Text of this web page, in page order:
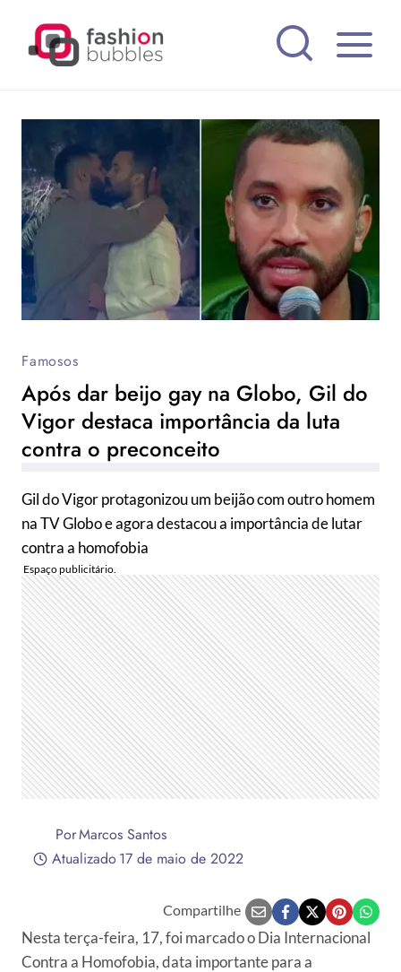
Famosos
Após dar beijo gay na Globo, Gil do
Vigor destaca importância da luta
contra o preconceito
Gil do Vigor protagonizou um beijão com outro homem
na TV Globo e agora destacou a importância de lutar
contra a homofobia
PorMarcos Santos
Atualizado17 de maio de 2022
Compartilhe
Nesta terça-feira, 17, foi marcado o Dia Internacional
Contra a Homofobia, data importante para a